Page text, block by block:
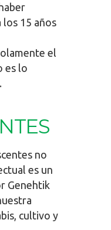
los 15 años
el
es lo
no
es un
Genehtik
cultivo y